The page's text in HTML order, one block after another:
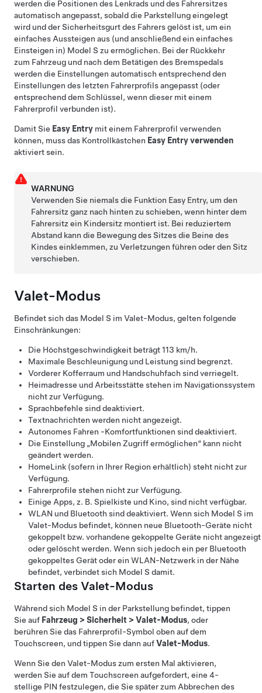
werden die Positionen des Lenkrads und des Fahrersitzes
automatisch angepasst, sobald die Parkstellung eingelegt
wird und der Sicherheitsgurt des Fahrers gelöst ist, um ein
einfaches Aussteigen aus (und anschließend ein einfaches
Einsteigen in) Model S zu ermöglichen. Bei der Rückkehr
zum Fahrzeug und nach dem Betätigen des Bremspedals
werden die Einstellungen automatisch entsprechend den
Einstellungen des letzten Fahrerprofils angepasst (oder
entsprechend dem Schlüssel, wenn dieser mit einem
Fahrerprofil verbunden ist).
Damit Sie Easy Entry mit einem Fahrerprofil verwenden
können, muss das Kontrollkästchen Easy Entry verwenden
aktiviert sein.
WARNUNG
Verwenden Sie niemals die Funktion Easy Entry, um den
Fahrersitz ganz nach hinten zu schieben, wenn hinter dem
Fahrersitz ein Kindersitz montiert ist. Bei reduziertem
Abstand kann die Bewegung des Sitzes die Beine des
Kindes einklemmen, zu Verletzungen führen oder den Sitz
verschieben.
Valet-Modus
Befindet sich das Model S im Valet-Modus, gelten folgende
Einschränkungen:
Die Höchstgeschwindigkeit beträgt113 km/h.
Maximale Beschleunigung und Leistung sind begrenzt.
Vorderer Kofferraum und Handschuhfach sind verriegelt.
Heimadresse und Arbeitsstätte stehen im Navigationssystem
nicht zur Verfügung.
Sprachbefehle sind deaktiviert.
Textnachrichten werden nicht angezeigt.
Autonomes Fahren -Komfortfunktionen sind deaktiviert.
Die Einstellung „Mobilen Zugriff ermöglichen“ kann nicht
geändert werden.
HomeLink (sofern in Ihrer Region erhältlich) steht nicht zur
Verfügung.
Fahrerprofile stehen nicht zur Verfügung.
Einige Apps, z. B. Spielkiste und Kino, sind nicht verfügbar.
WLAN und Bluetooth sind deaktiviert. Wenn sich Model S im
Valet-Modus befindet, können neue Bluetooth-Geräte nicht
gekoppelt bzw. vorhandene gekoppelte Geräte nicht angezeigt
oder gelöscht werden. Wenn sich jedoch ein per Bluetooth
gekoppeltes Gerät oder ein WLAN-Netzwerk in der Nähe
befindet, verbindet sich Model S damit.
Starten des Valet-Modus
Während sich Model S in der Parkstellung befindet, tippen
Sie auf Fahrzeug > Sicherheit > Valet-Modus, oder
berühren Sie das Fahrerprofil-Symbol oben auf dem
Touchscreen, und tippen Sie dann aufValet-Modus.
Wenn Sie den Valet-Modus zum ersten Mal aktivieren,
werden Sie auf dem Touchscreen aufgefordert, eine 4-
stellige PIN festzulegen, die Sie später zum Abbrechen des